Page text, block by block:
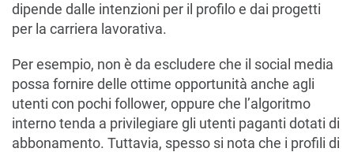
dipende dalle intenzioni per il profilo e dai progetti
per la carriera lavorativa.
Per esempio, non è da escludere che il social media
possa fornire delle ottime opportunità anche agli
utenti con pochi follower, oppure che l’algoritmo
interno tenda a privilegiare gli utenti paganti dotati di
abbonamento. Tuttavia, spesso si nota che i profili di